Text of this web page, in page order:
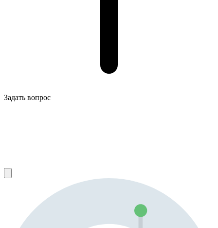
Задать вопрос